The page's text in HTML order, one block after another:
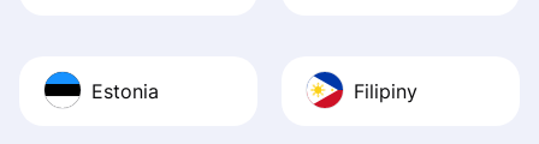
Estonia Filipiny